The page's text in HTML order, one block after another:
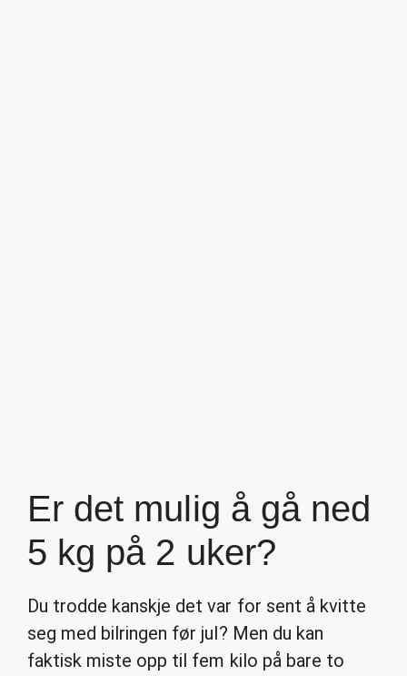
Er det mulig å gå ned
5 kg på 2 uker?
Du trodde kanskje det var for sent å kvitte
seg med bilringen før jul? Men du kan
faktisk miste opp til fem kilo på bare to